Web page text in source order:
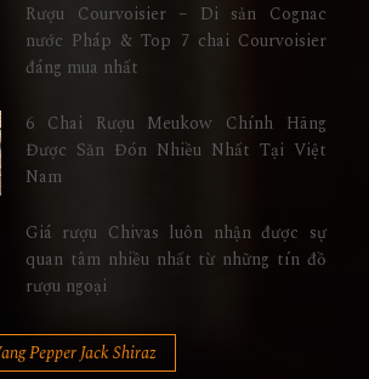
Rượu Courvoisier – Di sản Cognac
nước Pháp & Top 7 chai Courvoisier
đáng mua nhất
6 Chai Rượu Meukow Chính Hãng
Được Săn Đón Nhiều Nhất Tại Việt
Nam
Giá rượu Chivas luôn nhận được sự
quan tâm nhiều nhất từ những tín đồ
rượu ngoại
Pepper Jack Shiraz